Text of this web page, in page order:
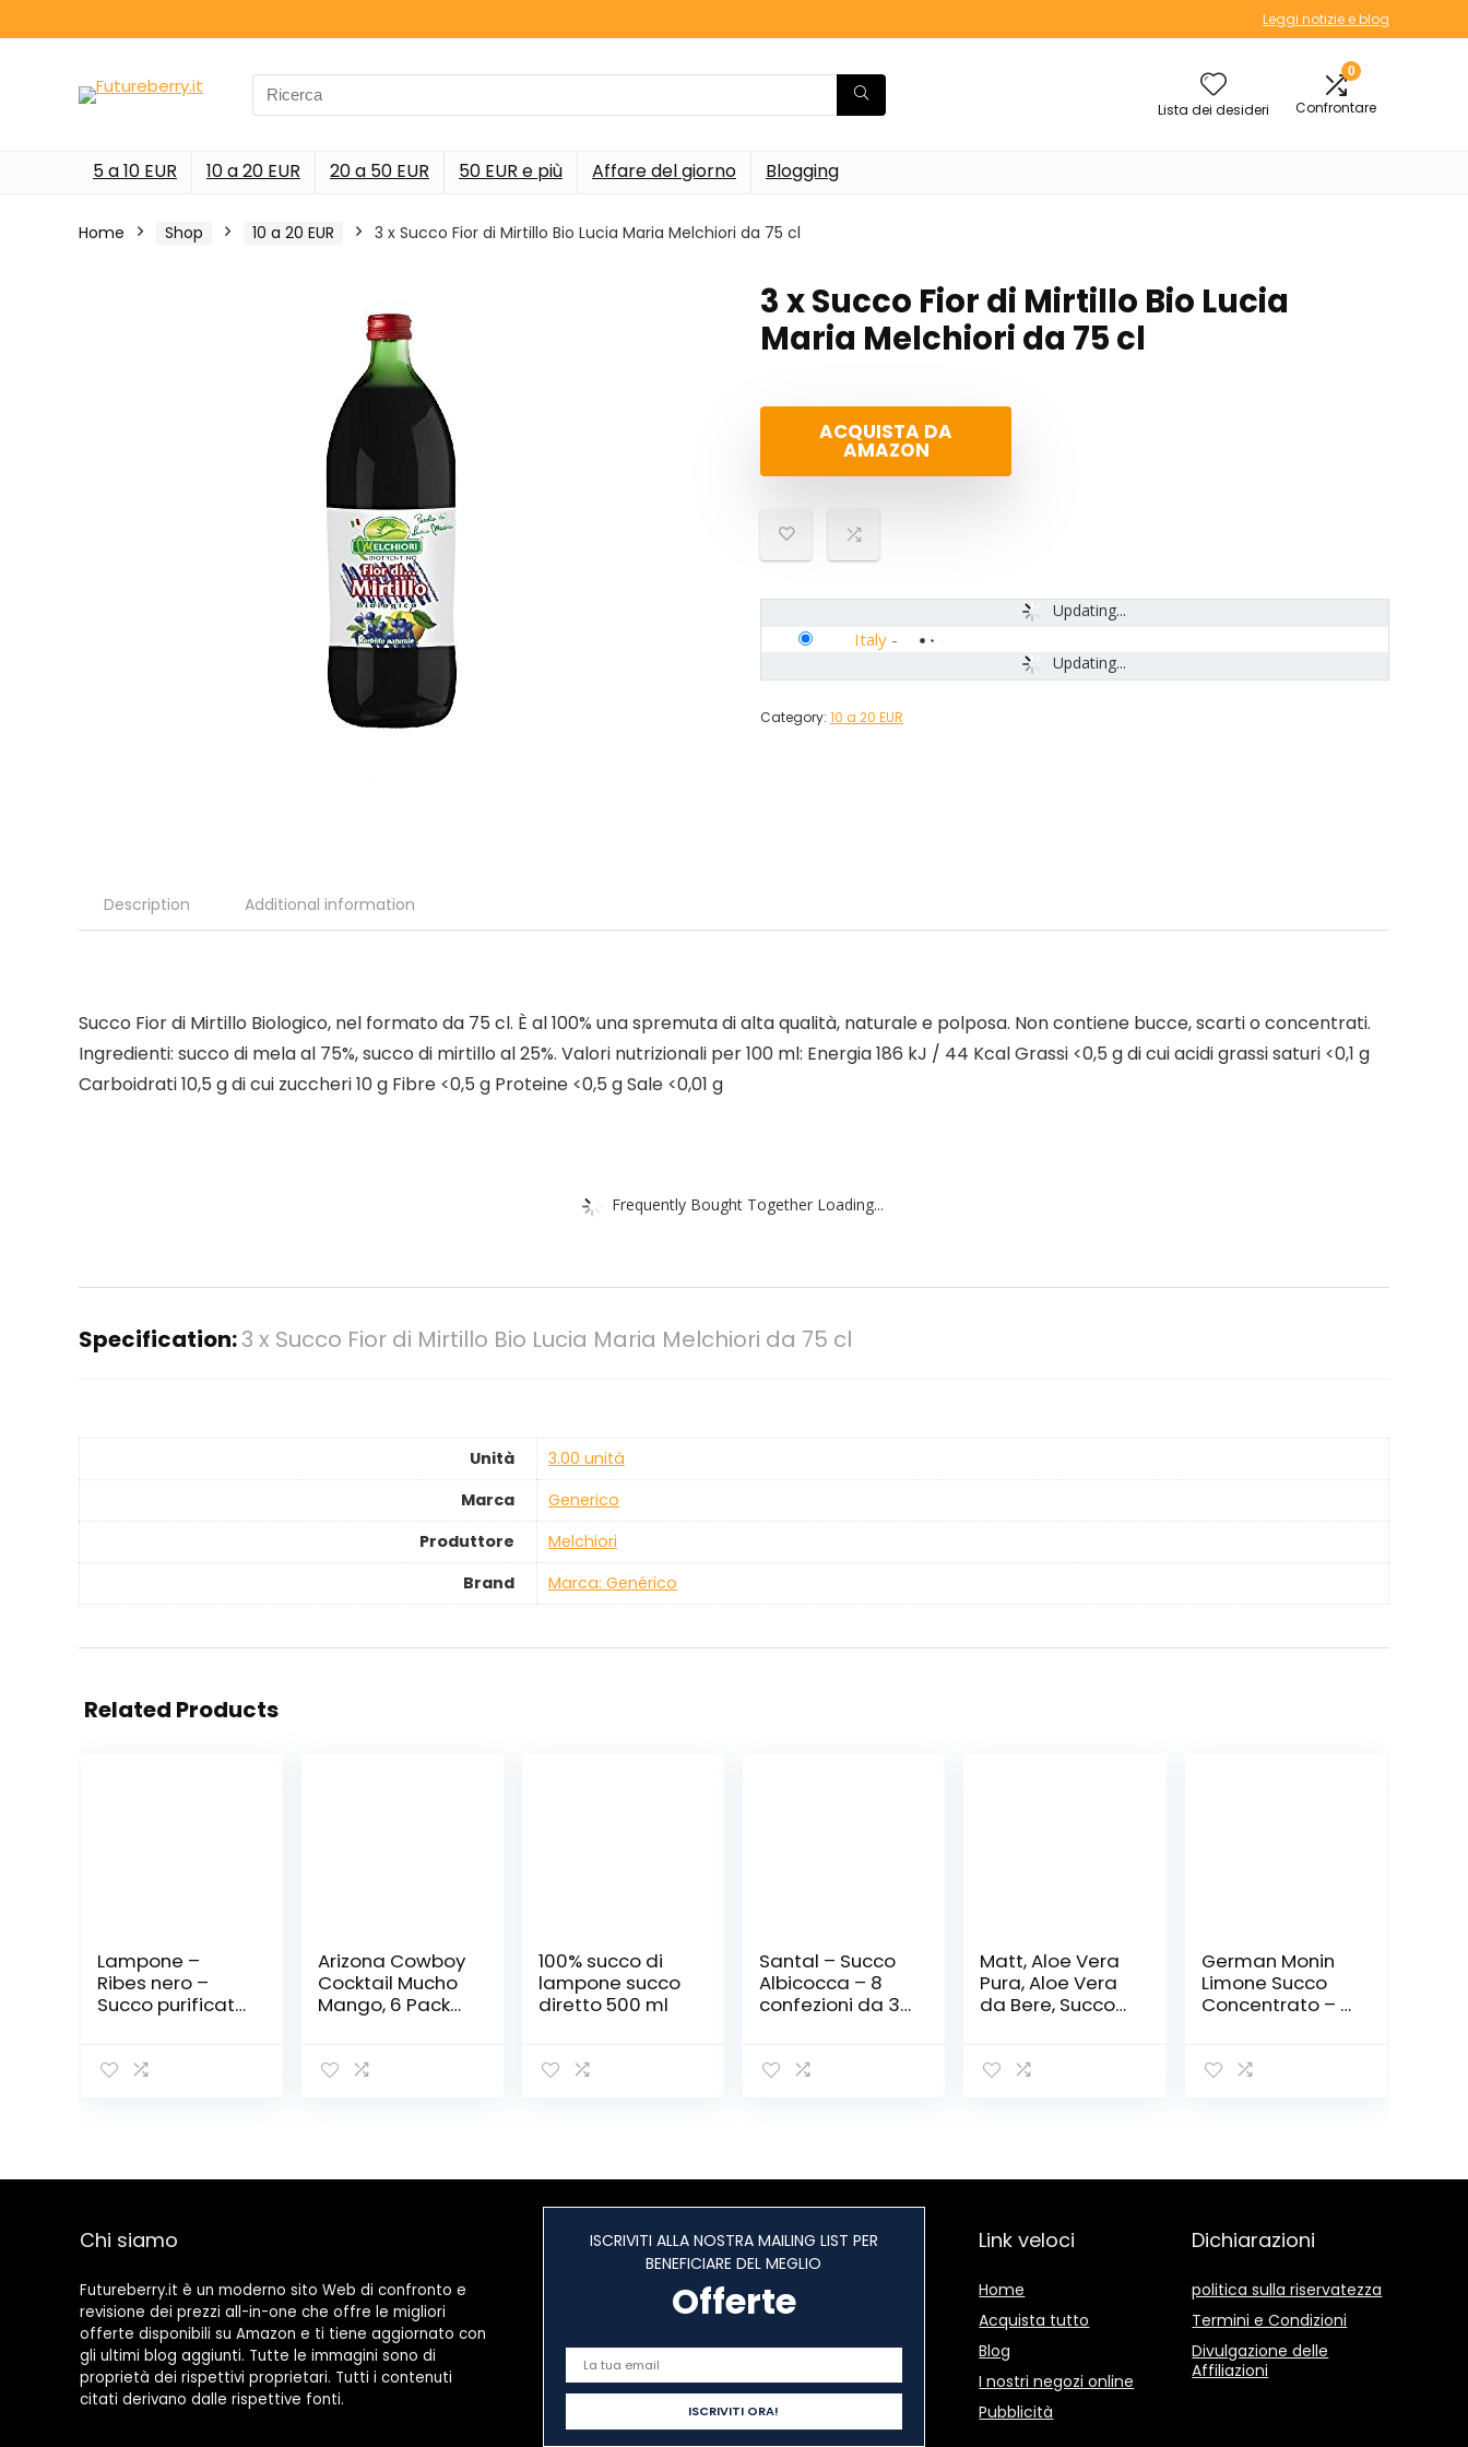
Leggi notizie e blog
Search
for:
Lista dei desideri
0
Confrontare
5 a 10 EUR 10 a 20 EUR 20 a 50 EUR 50 EUR e più Affare del giorno Blogging
Home Shop 10 a 20 EUR 3 x Succo Fior di Mirtillo Bio Lucia Maria Melchiori da 75 cl
3 x Succo Fior di Mirtillo Bio Lucia
Maria Melchiori da 75 cl
ACQUISTA DA
AMAZON
Updating...
Updating...
Italy -
Category: 10 a 20 EUR
Description Additional information
Succo Fior di Mirtillo Biologico, nel formato da 75 cl. È al 100% una spremuta di alta qualità, naturale e polposa. Non contiene bucce, scarti o concentrati.
Ingredienti: succo di mela al 75%, succo di mirtillo al 25%. Valori nutrizionali per 100 ml: Energia 186 kJ / 44 Kcal Grassi <0,5 g di cui acidi grassi saturi <0,1 g
Carboidrati 10,5 g di cui zuccheri 10 g Fibre <0,5 g Proteine <0,5 g Sale <0,01 g
Frequently Bought Together Loading...
Specification:3 x Succo Fior di Mirtillo Bio Lucia Maria Melchiori da 75 cl
Unità
‎3.00 unità
Marca
‎Generico
Produttore
‎Melchiori
Brand
Marca: Genérico
Related Products
Lampone –
Ribes nero –
Succo purificato
Arizona Cowboy
Cocktail Mucho
Mango, 6 Pack
100% succo di
lampone succo
diretto 500 ml
Santal – Succo
Albicocca – 8
confezioni da 3
ml]
Matt, Aloe Vera
Pura, Aloe Vera
da Bere, Succo
Depurativa e
Digerente,
Senza Glutine, 1 L
German Monin
Limone Succo
Concentrato – 1
Chi siamo
Futureberry.it è un moderno sito Web di confronto e
revisione dei prezzi all-in-one che offre le migliori
offerte disponibili su Amazon e ti tiene aggiornato con
gli ultimi blog aggiunti. Tutte le immagini sono di
proprietà dei rispettivi proprietari. Tutti i contenuti
citati derivano dalle rispettive fonti.
ISCRIVITI ALLA NOSTRA MAILING LIST PER
BENEFICIARE DEL MEGLIO
Offerte
Link veloci
Home
Acquista tutto
Blog
I nostri negozi online
Pubblicità
Dichiarazioni
politica sulla riservatezza
Termini e Condizioni
Divulgazione delle
Affiliazioni